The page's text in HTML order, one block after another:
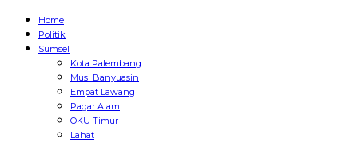
Home
Politik
Sumsel
Kota Palembang
Musi Banyuasin
Empat Lawang
Pagar Alam
OKU Timur
Lahat